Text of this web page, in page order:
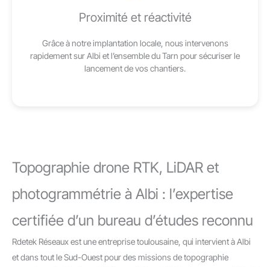
Proximité et réactivité
Grâce à notre implantation locale, nous intervenons
rapidement sur Albi et l’ensemble du Tarn pour sécuriser le
lancement de vos chantiers.
Topographie drone RTK, LiDAR et
photogrammétrie à Albi : l’expertise
certifiée d’un bureau d’études reconnu
Rdetek Réseaux est une entreprise toulousaine, qui intervient à Albi
et dans tout le Sud-Ouest pour des missions de topographie